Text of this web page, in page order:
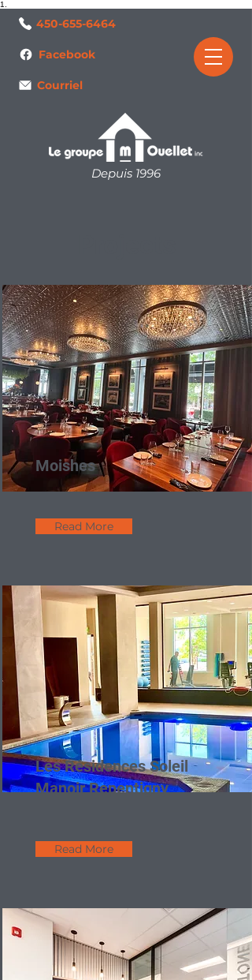
1.
450-655-6464
Depuis 1996
Courriel
Facebook
Moishes
Read More
Les Résidences Soleil
Manoir Repentigny
Read More